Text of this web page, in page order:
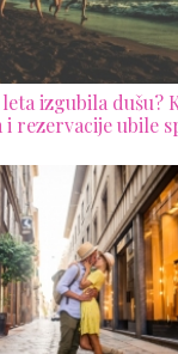
izgubila dušu?
rezervacije ubile